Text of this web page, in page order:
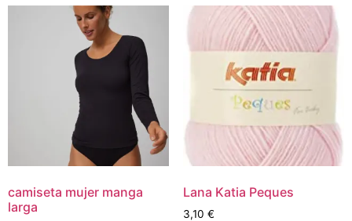
camiseta mujer manga
larga
Lana Katia Peques
3,10 €